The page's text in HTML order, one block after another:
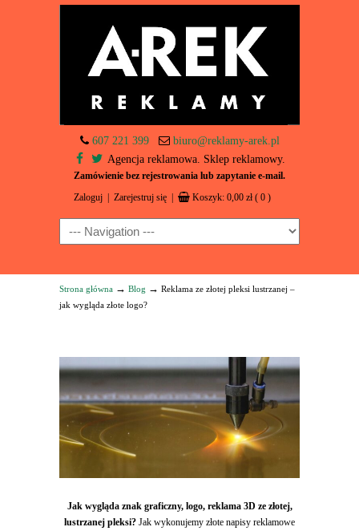
607 221 399
biuro@reklamy-arek.pl
Agencja reklamowa. Sklep reklamowy.
Zamówienie bez rejestrowania lub zapytanie e-mail.
Zaloguj Zarejestruj się Koszyk: 0,00 zł ( 0 )
Navigation
Strona główna → Blog → Reklama ze złotej pleksi lustrzanej –
jak wygląda złote logo?
Jak wygląda znak graficzny, logo, reklama 3D ze złotej,
lustrzanej pleksi? Jak wykonujemy złote napisy reklamowe